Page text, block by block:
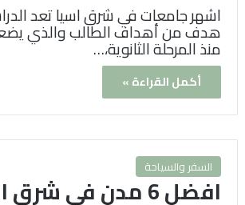
اشهر جامعات في شرق اسيا تعد
هدف من أهداف الطالب والذي
منذ المرحلة الثانوية،…
أكمل القراءة »
السفر والسياحة
افضل 6 مدن في